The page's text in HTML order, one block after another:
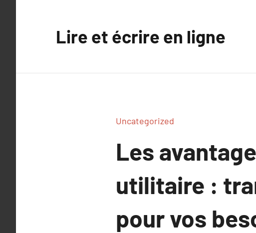
Lire et écrire en ligne
Uncategorized
Les
utilitaire :
pour vos